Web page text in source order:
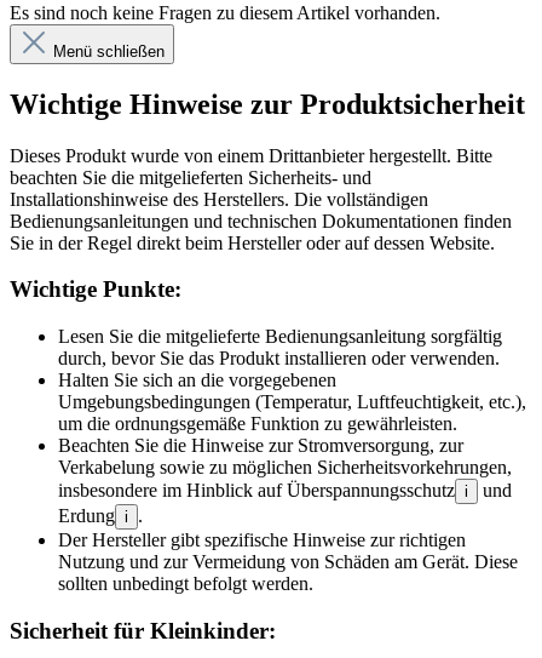
Es sind noch keine Fragen zu diesem Artikel vorhanden.
Menü schließen
Wichtige Hinweise zur Produktsicherheit
Dieses Produkt wurde von einem Drittanbieter hergestellt. Bitte
beachten Sie die mitgelieferten Sicherheits- und
Installationshinweise des Herstellers. Die vollständigen
Bedienungsanleitungen und technischen Dokumentationen finden
Sie in der Regel direkt beim Hersteller oder auf dessen Website.
Wichtige Punkte:
Lesen Sie die mitgelieferte Bedienungsanleitung sorgfältig
durch, bevor Sie das Produkt installieren oder verwenden.
Halten Sie sich an die vorgegebenen
Umgebungsbedingungen (Temperatur, Luftfeuchtigkeit, etc.),
um die ordnungsgemäße Funktion zu gewährleisten.
Beachten Sie die Hinweise zur Stromversorgung, zur
Verkabelung sowie zu möglichen Sicherheitsvorkehrungen,
insbesondere im Hinblick auf Überspannungsschutz i
und
Erdung i
.
Der Hersteller gibt spezifische Hinweise zur richtigen
Nutzung und zur Vermeidung von Schäden am Gerät. Diese
sollten unbedingt befolgt werden.
Sicherheit für Kleinkinder: